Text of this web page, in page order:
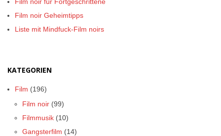
Film noir Geheimtipps
Liste mit Mindfuck-Film noirs
KATEGORIEN
Film (196)
Film noir (99)
Filmmusik (10)
Gangsterfilm (14)